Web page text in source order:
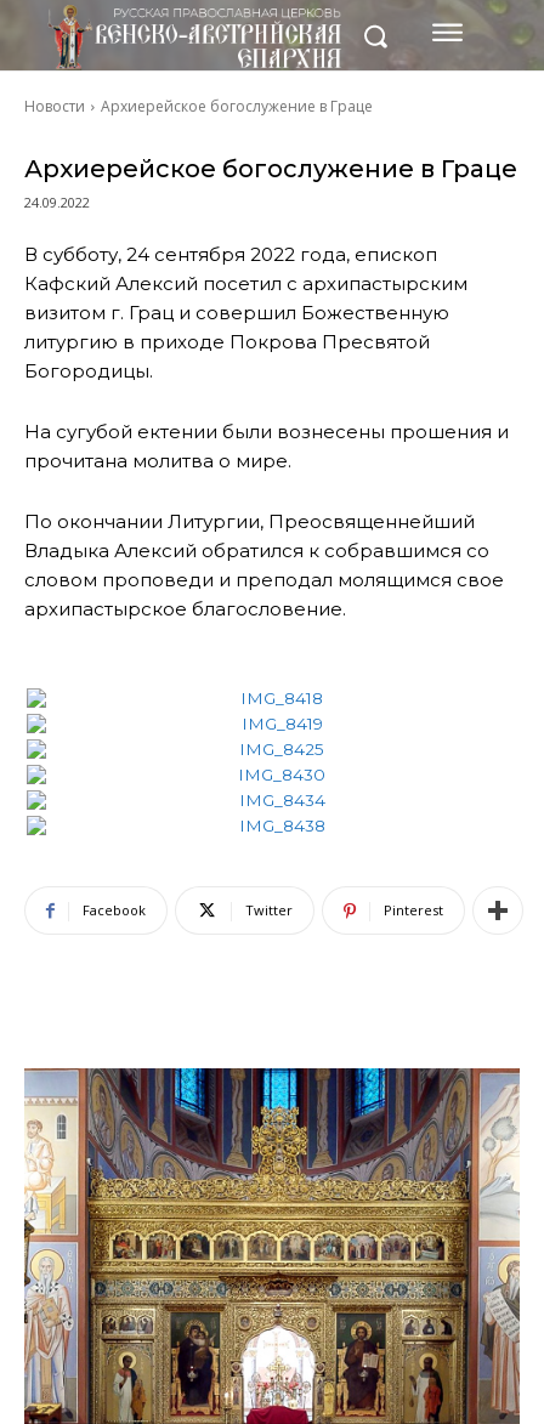
Новости Архиерейское богослужение в Граце
Архиерейское богослужение в Граце
24.09.2022
В субботу, 24 сентября 2022 года, епископ
Кафский Алексий посетил с архипастырским
визитом г. Грац и совершил Божественную
литургию в приходе Покрова Пресвятой
Богородицы.
На сугубой ектении были вознесены прошения и
прочитана молитва о мире.
По окончании Литургии, Преосвященнейший
Владыка Алексий обратился к собравшимся со
словом проповеди и преподал молящимся свое
архипастырское благословение.
Facebook Twitter Pinterest